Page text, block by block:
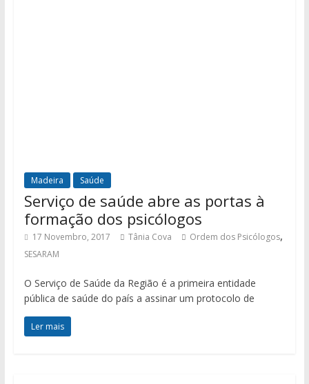
Madeira Saúde
Serviço de saúde abre as portas à
formação dos psicólogos
17 Novembro, 2017 Tânia Cova Ordem dos Psicólogos,
SESARAM
O Serviço de Saúde da Região é a primeira entidade
pública de saúde do país a assinar um protocolo de
Ler mais